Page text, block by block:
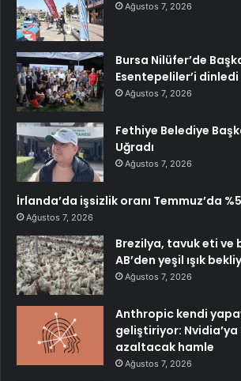
Ağustos 7, 2026
Bursa Nilüfer’de
Esentepeliler’i dinledi
Ağustos 7, 2026
Fethiye Belediye
Uğradı
Ağustos 7, 2026
İrlanda’da işsizlik oranı Temmuz’da
Ağustos 7, 2026
Brezilya, tavuk eti ve
AB’den yeşil ışık
Ağustos 7, 2026
Anthropic kendi
geliştiriyor: Nvidia’ya
azaltacak hamle
Ağustos 7, 2026